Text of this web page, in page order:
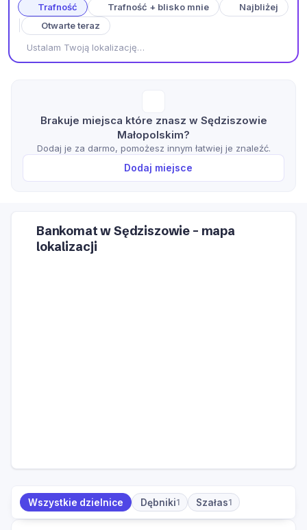
Trafność Trafność + blisko mnie
Najbliżej
Otwarte teraz
Ustalam Twoją lokalizację…
Brakuje miejsca które znasz w Sędziszowie
Małopolskim?
Dodaj je za darmo, pomożesz innym łatwiej je znaleźć.
Dodaj miejsce
Wszystkie dzielnice Dębniki1 Szałas1
Bankomat w Sędziszowie – mapa
lokalizacji